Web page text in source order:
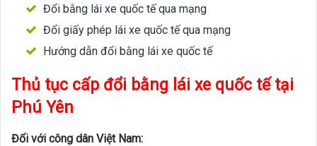
Đổi bằng lái xe quốc tế qua mạng
Đổi giấy phép lái xe quốc tế qua mạng
Hướng dẫn đổi bằng lái xe quốc tế
Thủ tục cấp đổi bằng lái xe quốc tế tại
Phú Yên
Đối với công dân Việt Nam: